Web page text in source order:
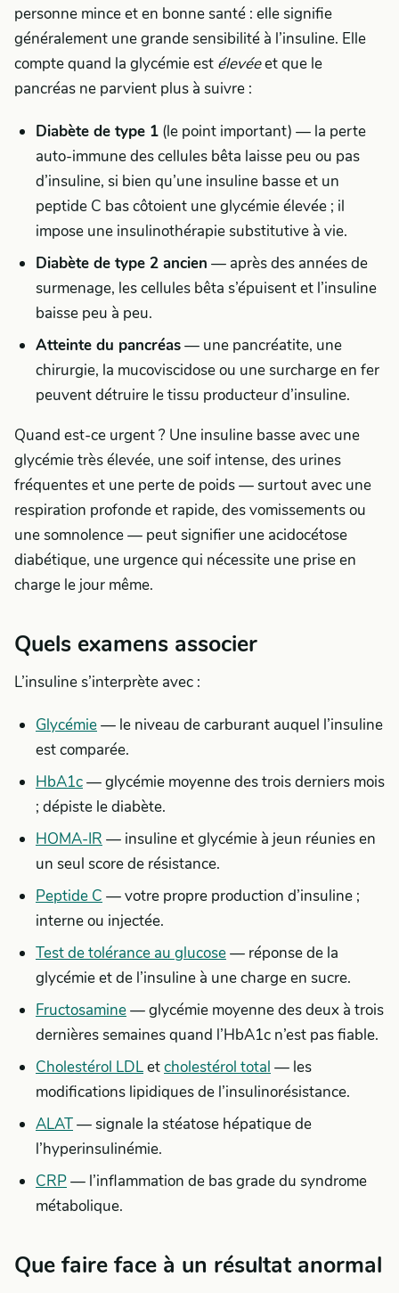
personne mince et en bonne santé : elle signifie
généralement une grande sensibilité à l’insuline. Elle
compte quand la glycémie est élevéeet que le
pancréas ne parvient plus à suivre :
Diabète de type 1 (le point important) — la perte
auto-immune des cellules bêta laisse peu ou pas
d’insuline, si bien qu’une insuline basse et un
peptide C bas côtoient une glycémie élevée ; il
impose une insulinothérapie substitutive à vie.
Diabète de type 2 ancien — après des années de
surmenage, les cellules bêta s’épuisent et l’insuline
baisse peu à peu.
Atteinte du pancréas— une pancréatite, une
chirurgie, la mucoviscidose ou une surcharge en fer
peuvent détruire le tissu producteur d’insuline.
Quand est-ce urgent ? Une insuline basse avec une
glycémie très élevée, une soif intense, des urines
fréquentes et une perte de poids — surtout avec une
respiration profonde et rapide, des vomissements ou
une somnolence — peut signifier une acidocétose
diabétique, une urgence qui nécessite une prise en
charge le jour même.
Quels examens associer
L’insuline s’interprète avec :
Glycémie— le niveau de carburant auquel l’insuline
est comparée.
HbA1c— glycémie moyenne des trois derniers mois
; dépiste le diabète.
HOMA-IR — insuline et glycémie à jeun réunies en
un seul score de résistance.
Peptide C — votre propre production d’insuline ;
interne ou injectée.
Test de tolérance au glucose— réponse de la
glycémie et de l’insuline à une charge en sucre.
Fructosamine— glycémie moyenne des deux à trois
dernières semaines quand l’HbA1c n’est pas fiable.
Cholestérol LDLetcholestérol total — les
modifications lipidiques de l’insulinorésistance.
ALAT— signale la stéatose hépatique de
l’hyperinsulinémie.
CRP— l’inflammation de bas grade du syndrome
métabolique.
Que faire face à un résultat anormal